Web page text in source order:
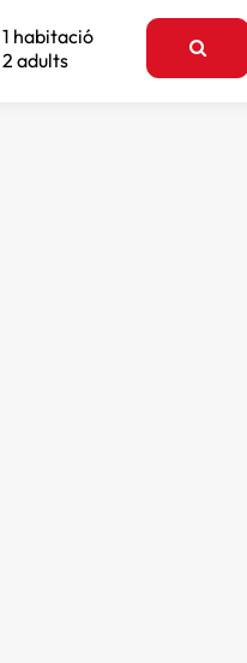
1 habitació
2 adults